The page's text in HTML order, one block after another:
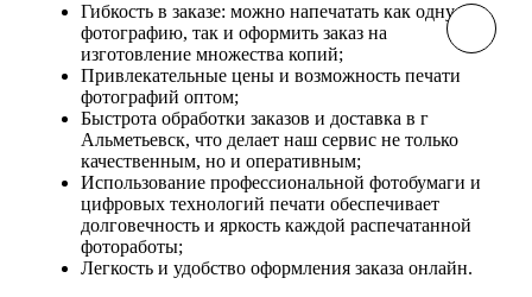
Гибкость в заказе: можно напечатать как одну
фотографию, так и оформить заказ на
изготовление множества копий;
Привлекательные цены и возможность печати
фотографий оптом;
Быстрота обработки заказов и доставка в г
Альметьевск, что делает наш сервис не только
качественным, но и оперативным;
Использование профессиональной фотобумаги и
цифровых технологий печати обеспечивает
долговечность и яркость каждой распечатанной
фотоработы;
Легкость и удобство оформления заказа онлайн.